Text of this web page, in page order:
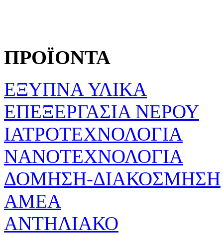
ΠΡΟΪΟΝΤΑ
ΕΞΥΠΝΑ ΥΛΙΚΑ
ΕΠΕΞΕΡΓΑΣΙΑ ΝΕΡΟΥ
ΙΑΤΡΟΤΕΧΝΟΛΟΓΙΑ
ΝΑΝΟΤΕΧΝΟΛΟΓΙΑ
ΔΟΜΗΣΗ-ΔΙΑΚΟΣΜΗΣΗ
ΑΜΕΑ
ΑΝΤΗΛΙΑΚΟ